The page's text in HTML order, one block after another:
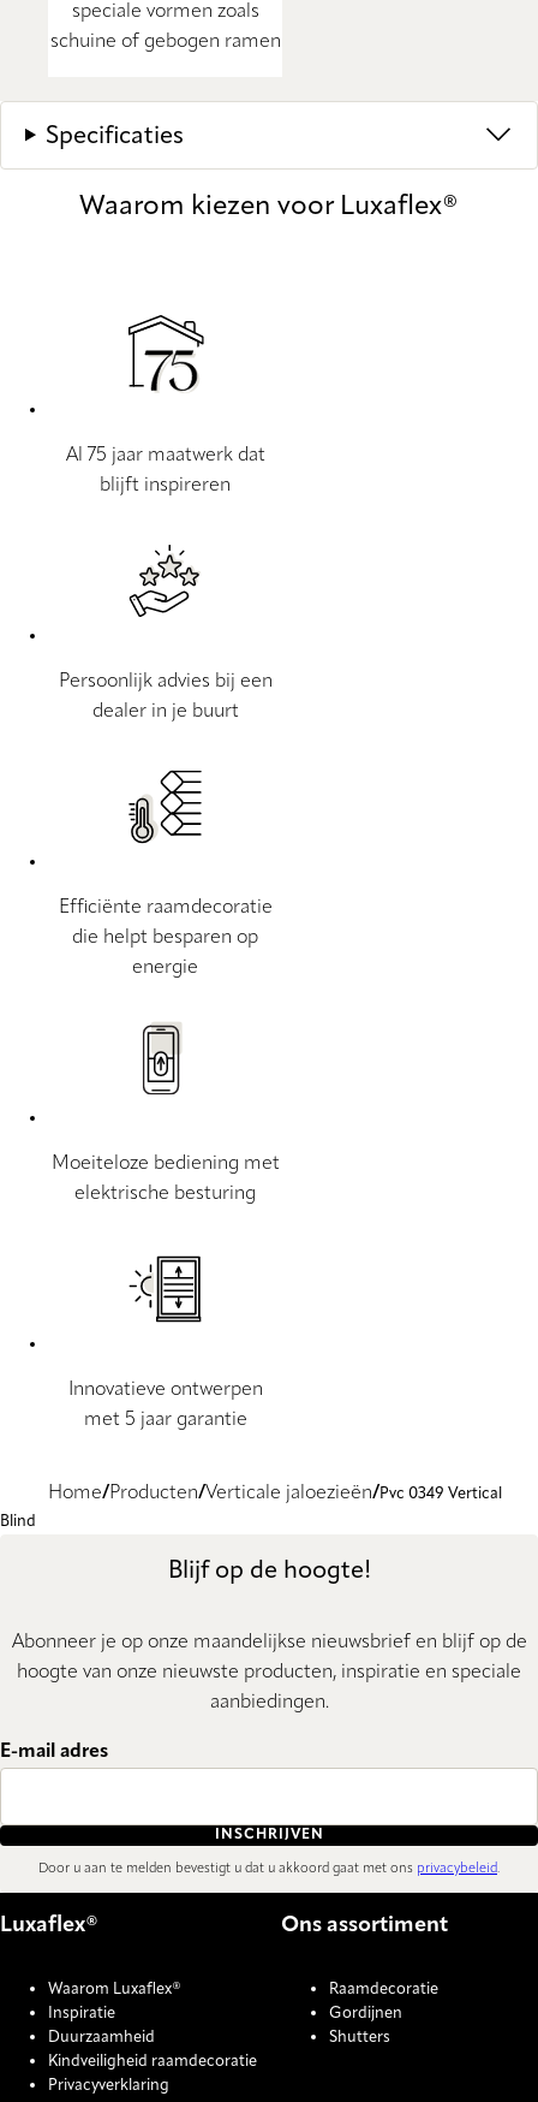
speciale vormen zoals
schuine of gebogen ramen
Specificaties
Waarom kiezen voor Luxaflex®
Al 75 jaar maatwerk dat
blijft inspireren
Persoonlijk advies bij een
dealer in je buurt
Efficiënte raamdecoratie
die helpt besparen op
energie
Moeiteloze bediening met
elektrische besturing
Innovatieve ontwerpen
met 5 jaar garantie
Home Producten Verticale jaloezieën
Pvc 0349 Vertical
Blind
Blijf op de hoogte!
Abonneer je op onze maandelijkse nieuwsbrief en blijf op de
hoogte van onze nieuwste producten, inspiratie en speciale
aanbiedingen.
E-mail adres
INSCHRIJVEN
Door u aan te melden bevestigt u dat u akkoord gaat met ons privacybeleid.
Luxaflex®
Waarom Luxaflex®
Inspiratie
Duurzaamheid
Kindveiligheid raamdecoratie
Privacyverklaring
Ons assortiment
Raamdecoratie
Gordijnen
Shutters